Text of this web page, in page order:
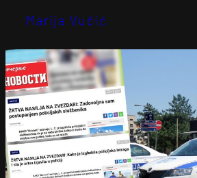
Marija Vučić